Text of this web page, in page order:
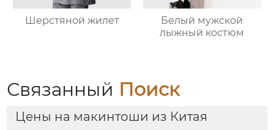
Шерстяной жилет
Белый мужской
лыжный костюм
Связанный Поиск
Цены на макинтоши из Китая